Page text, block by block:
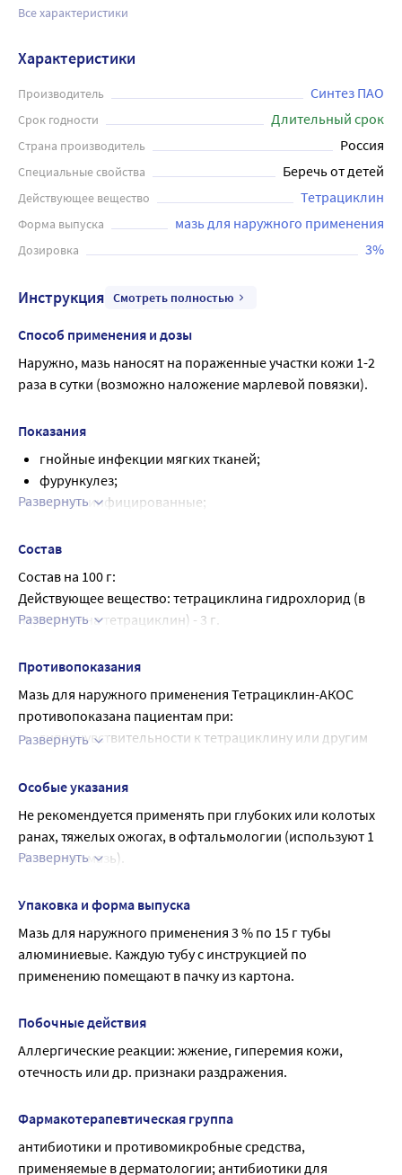
Все характеристики
Характеристики
Производитель Синтез ПАО
Срок годности Длительный срок
Страна производитель Россия
Специальные свойства Беречь от детей
Действующее вещество Тетрациклин
Форма выпуска мазь для наружного применения
Дозировка 3%
Инструкция Смотреть полностью
Способ применения и дозы
Наружно, мазь наносят на пораженные участки кожи 1-2
раза в сутки (возможно наложение марлевой повязки).
Показания
гнойные инфекции мягких тканей;
фурункулез;
экземы инфицированные;
фолликулит.
Развернуть
Состав
Состав на 100 г:
Действующее вещество: тетрациклина гидрохлорид (в
пересчете на тетрациклин) - 3 г.
парафины нефтяные твердые - 1 г, церезин - 9 г, натрия
- 0,05 г, вазелин (парафин белый мягкий) - до 100 г.
Развернуть
Противопоказания
Мазь для наружного применения Тетрациклин-АКОС
противопоказана пациентам при:
гиперчувствительности к тетрациклину или другим
поражениях кожи микозной природы;
период грудного вскармливания Применение мази
для наружного применения Тетрациклин-АКОС при
беременности и в период грудного вскармливания не
проникновение тетрациклина в общее кровяное
русло и через плаценту к плоду. Действующее
вещество мази - тетрациклин может выделяться с
грудным молоком.
Развернуть
Особые указания
Не рекомендуется применять при глубоких или колотых
ранах, тяжелых ожогах, в офтальмологии (используют 1
% глазную мазь).
антибактериальных лекарственных средств для
сенсибилизации организма, сопровождающейся
развитием реакций повышенной чувствительности.
Если в течение 2 недель состояние не улучшается,
Адекватных и строго контролируемых исследований у
детей до 11 лет не проведено; дозы для данной
категории пациентов не определены.
Развернуть
Упаковка и форма выпуска
Мазь для наружного применения 3 % по 15 г тубы
алюминиевые. Каждую тубу с инструкцией по
применению помещают в пачку из картона.
Побочные действия
Аллергические реакции: жжение, гиперемия кожи,
отечность или др. признаки раздражения.
Фармакотерапевтическая группа
антибиотики и противомикробные средства,
применяемые в дерматологии; антибиотики для